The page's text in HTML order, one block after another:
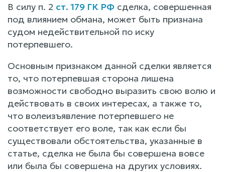
В силу п. 2 ст. 179 ГК РФ сделка, совершенная
под влиянием обмана, может быть признана
судом недействительной по иску
потерпевшего.
Основным признаком данной сделки является
то, что потерпевшая сторона лишена
возможности свободно выразить свою волю и
действовать в своих интересах, а также то,
что волеизъявление потерпевшего не
соответствует его воле, так как если бы
существовали обстоятельства, указанные в
статье, сделка не была бы совершена вовсе
или была бы совершена на других условиях.